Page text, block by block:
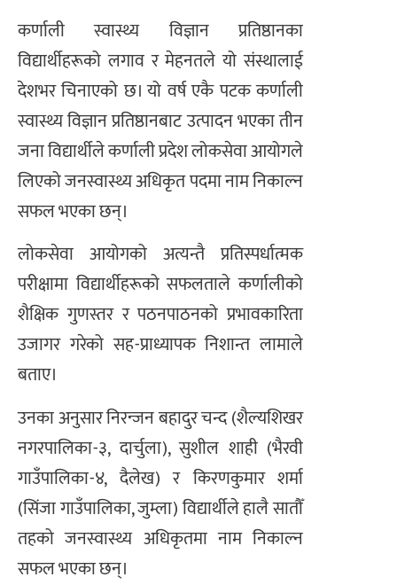
कर्णाली स्वास्थ्य विज्ञान प्रतिष्ठानका
विद्यार्थीहरूको लगाव र मेहनतले यो संस्थालाई
देशभर चिनाएको छ। यो वर्ष एकै पटक कर्णाली
स्वास्थ्य विज्ञान प्रतिष्ठानबाट उत्पादन भएका तीन
जना विद्यार्थीले कर्णाली प्रदेश लोकसेवा आयोगले
लिएको जनस्वास्थ्य अधिकृत पदमा नाम निकाल्न
सफल भएका छन्।
लोकसेवा आयोगको अत्यन्तै प्रतिस्पर्धात्मक
परीक्षामा विद्यार्थीहरूको सफलताले कर्णालीको
शैक्षिक गुणस्तर र पठनपाठनको प्रभावकारिता
उजागर गरेको सह-प्राध्यापक निशान्त लामाले
बताए।
उनका अनुसार निरन्जन बहादुर चन्द (शैल्यशिखर
नगरपालिका-३, दार्चुला), सुशील शाही (भैरवी
गाउँपालिका-४, दैलेख) र किरणकुमार शर्मा
(सिंजा गाउँपालिका, जुम्ला) विद्यार्थीले हालै सातौँ
तहको जनस्वास्थ्य अधिकृतमा नाम निकाल्न
सफल भएका छन्।